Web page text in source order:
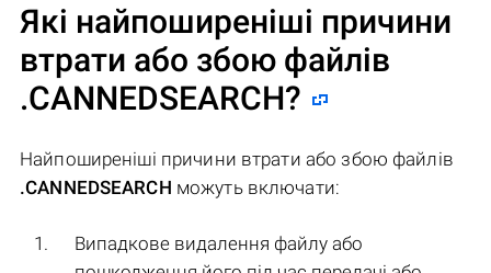
Які найпоширеніші причини
втрати або збою файлів
.CANNEDSEARCH?
Найпоширеніші причини втрати або збою файлів
.CANNEDSEARCH можуть включати:
Випадкове видалення файлу або